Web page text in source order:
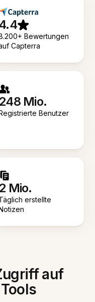
Bewertungen
Capterra
248 Mio.
Benutzer
2 Mio.
erstellte
auf